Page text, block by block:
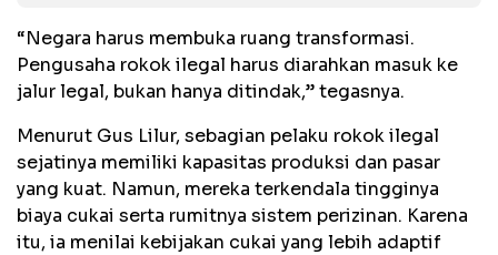
“Negara harus membuka ruang transformasi.
Pengusaha rokok ilegal harus diarahkan masuk ke
jalur legal, bukan hanya ditindak,” tegasnya.
Menurut Gus Lilur, sebagian pelaku rokok ilegal
sejatinya memiliki kapasitas produksi dan pasar
yang kuat. Namun, mereka terkendala tingginya
biaya cukai serta rumitnya sistem perizinan. Karena
itu, ia menilai kebijakan cukai yang lebih adaptif